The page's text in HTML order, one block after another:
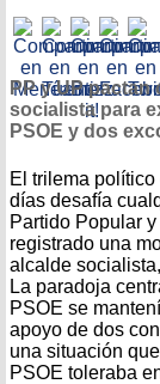
PP y UP
socialista para
PSOE y dos
El trilema
días desafía
Partido Popular
registrado una
alcalde
La paradoja
PSOE se
apoyo de dos
una situación
PSOE toleraba